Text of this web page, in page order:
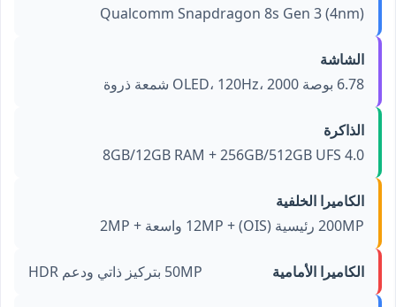
Qualcomm Snapdragon 8s Gen 3 (4nm)
الشاشة
6.78 بوصة OLED، 120Hz، 2000 شمعة ذروة
الذاكرة
8GB/12GB RAM + 256GB/512GB UFS 4.0
الكاميرا الخلفية
200MP رئيسية (OIS) + 12MP واسعة + 2MP
الكاميرا الأمامية 50MP بتركيز ذاتي ودعم HDR